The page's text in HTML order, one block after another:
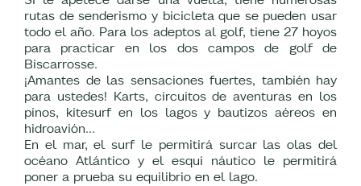
rutas de senderismo y bicicleta que se pueden usar
todo el año. Para los adeptos al golf, tiene 27 hoyos
para practicar en los dos campos de golf de
Biscarrosse.
¡Amantes de las sensaciones fuertes, también hay
para ustedes! Karts, circuitos de aventuras en los
pinos, kitesurf en los lagos y bautizos aéreos en
hidroavión...
En el mar, el surf le permitirá surcar las olas del
océano Atlántico y el esquí náutico le permitirá
poner a prueba su equilibrio en el lago.